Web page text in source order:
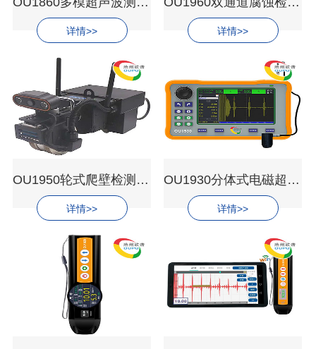
详情>> 详情>>
OU1950轮式爬壁检测机器人
详情>>
OU1930分体式电磁超声测厚仪
详情>>